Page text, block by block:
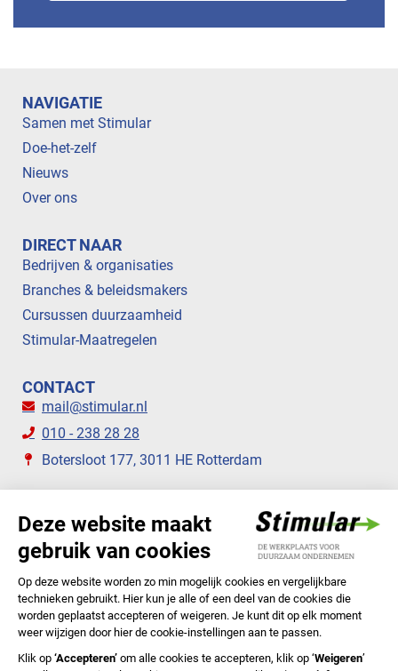
NAVIGATIE
Samen met Stimular
Doe-het-zelf
Nieuws
Over ons
DIRECT NAAR
Bedrijven & organisaties
Branches & beleidsmakers
Cursussen duurzaamheid
Stimular-Maatregelen
CONTACT
mail@stimular.nl
010 - 238 28 28
Botersloot 177, 3011 HE Rotterdam
STIMULAR NIEUWSBRIEVEN
ABONNEER NU